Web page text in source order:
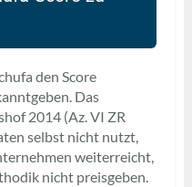
den Score
Das
2014 (Az. VI ZR
selbst nicht nutzt,
weiterreicht,
nicht preisgeben.